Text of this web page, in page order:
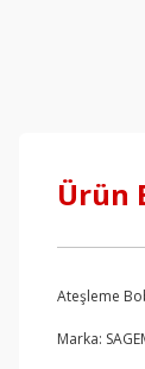
Ürün
Ateşleme
Marka: